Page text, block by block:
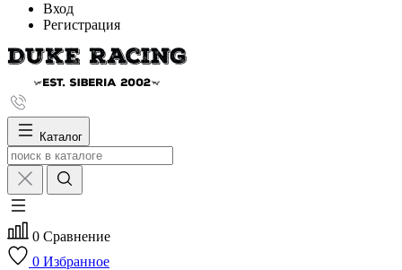
Вход
Регистрация
Каталог
0 Сравнение
0 Избранное